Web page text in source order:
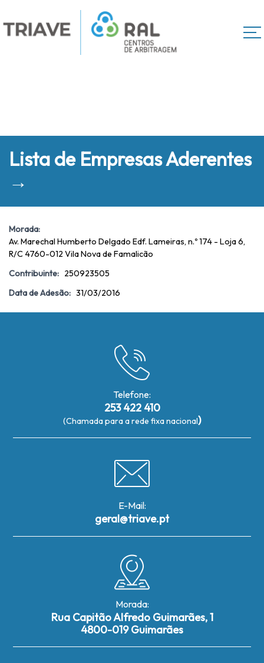
Lista de Empresas Aderentes
→
Morada:
Av. Marechal Humberto Delgado Edf. Lameiras, n.º 174 - Loja 6,
R/C 4760-012 Vila Nova de Famalicão
Contribuinte: 250923505
Data de Adesão: 31/03/2016
Telefone:
253 422 410
(Chamada para a rede fixa nacional)
E-Mail:
geral@triave.pt
Morada:
Rua Capitão Alfredo Guimarães, 1
4800-019 Guimarães